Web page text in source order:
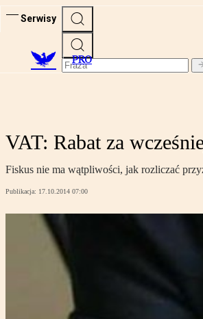
Serwisy
PRO
VAT: Rabat za
Fiskus nie ma wątpliwości, jak rozliczać
Publikacja: 17.10.2014 07:00